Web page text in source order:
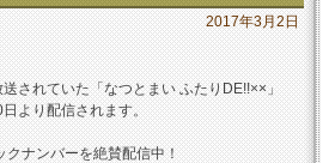
2017年3月2日
されていた「なつとまい ふたりDE!!××」
より配信されます。
クナンバーを絶賛配信中！